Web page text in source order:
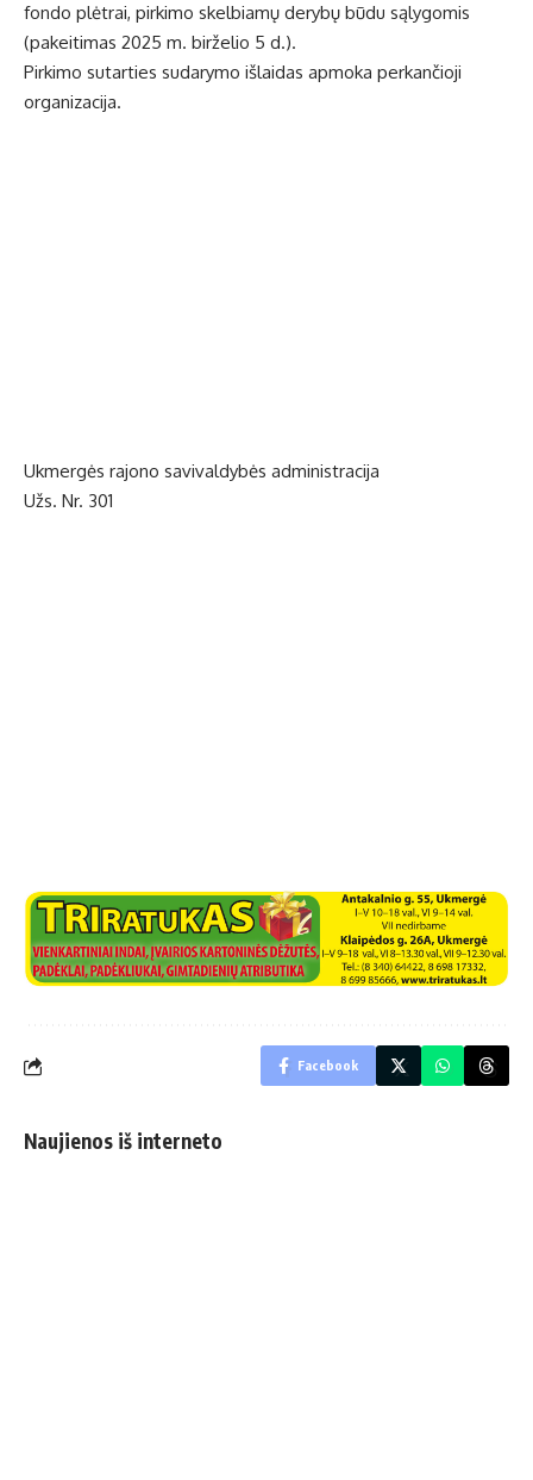
fondo plėtrai, pirkimo skelbiamų derybų būdu sąlygomis
(pakeitimas 2025 m. birželio 5 d.).
Pirkimo sutarties sudarymo išlaidas apmoka perkančioji
organizacija.
Ukmergės rajono savivaldybės administracija
Užs. Nr. 301
Facebook
Naujienos iš interneto